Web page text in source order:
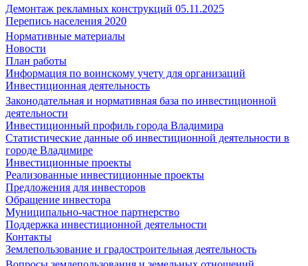
Демонтаж рекламных конструкций 05.11.2025
Перепись населения 2020
Нормативные материалы
Новости
План работы
Информация по воинскому учету для организаций
Инвестиционная деятельность
Законодательная и нормативная база по инвестиционной
деятельности
Инвестиционный профиль города Владимира
Статистические данные об инвестиционной деятельности в
городе Владимире
Инвестиционные проекты
Реализованные инвестиционные проекты
Предложения для инвесторов
Обращение инвестора
Муниципально-частное партнерство
Поддержка инвестиционной деятельности
Контакты
Землепользование и градостроительная деятельность